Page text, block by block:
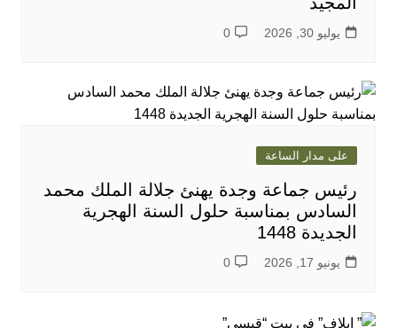
يوليو 30, 2026 0
على مدار الساعة
رئيس جماعة وجدة يهنئ جلالة الملك محمد
السادس بمناسبة حلول السنة الهجرية
الجديدة 1448
يونيو 17, 2026 0